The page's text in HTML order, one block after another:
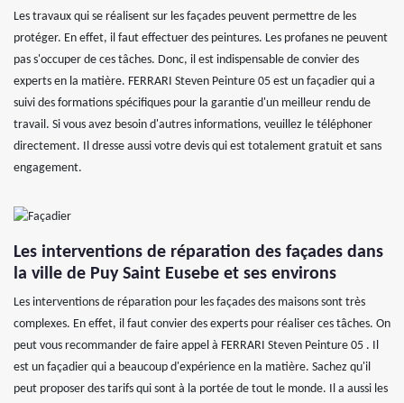
Les travaux qui se réalisent sur les façades peuvent permettre de les
protéger. En effet, il faut effectuer des peintures. Les profanes ne peuvent
pas s'occuper de ces tâches. Donc, il est indispensable de convier des
experts en la matière. FERRARI Steven Peinture 05 est un façadier qui a
suivi des formations spécifiques pour la garantie d'un meilleur rendu de
travail. Si vous avez besoin d'autres informations, veuillez le téléphoner
directement. Il dresse aussi votre devis qui est totalement gratuit et sans
engagement.
Les interventions de réparation des façades dans
la ville de Puy Saint Eusebe et ses environs
Les interventions de réparation pour les façades des maisons sont très
complexes. En effet, il faut convier des experts pour réaliser ces tâches. On
peut vous recommander de faire appel à FERRARI Steven Peinture 05 . Il
est un façadier qui a beaucoup d'expérience en la matière. Sachez qu'il
peut proposer des tarifs qui sont à la portée de tout le monde. Il a aussi les